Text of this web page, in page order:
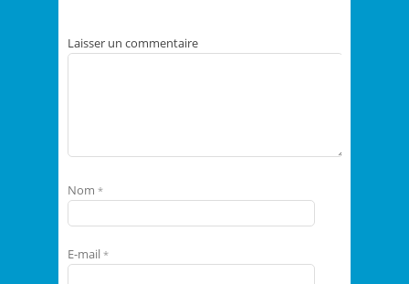
Laisser un commentaire
Nom *
E-mail *